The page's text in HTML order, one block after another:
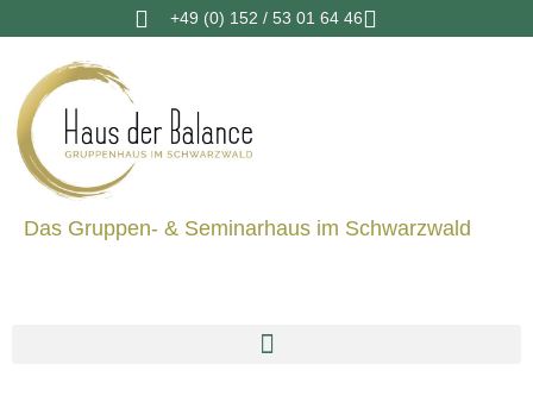
+49 (0) 152 / 53 01 64 46
Das Gruppen- & Seminarhaus im Schwarzwald